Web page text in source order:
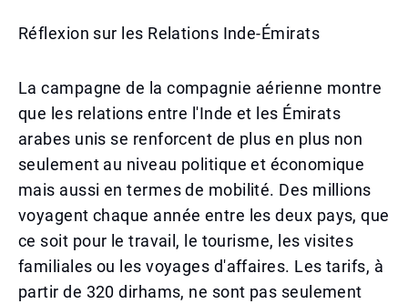
Réflexion sur les Relations Inde-Émirats
La campagne de la compagnie aérienne montre
que les relations entre l'Inde et les Émirats
arabes unis se renforcent de plus en plus non
seulement au niveau politique et économique
mais aussi en termes de mobilité. Des millions
voyagent chaque année entre les deux pays, que
ce soit pour le travail, le tourisme, les visites
familiales ou les voyages d'affaires. Les tarifs, à
partir de 320 dirhams, ne sont pas seulement